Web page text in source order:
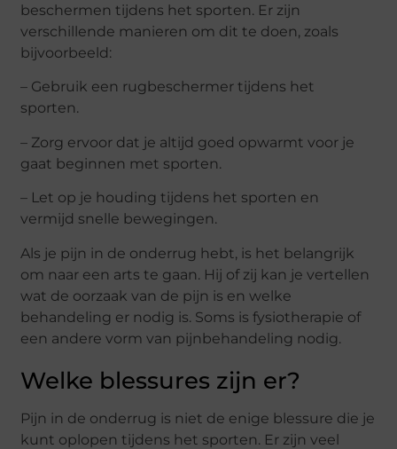
beschermen tijdens het sporten. Er zijn
verschillende manieren om dit te doen, zoals
bijvoorbeeld:
– Gebruik een rugbeschermer tijdens het
sporten.
– Zorg ervoor dat je altijd goed opwarmt voor je
gaat beginnen met sporten.
– Let op je houding tijdens het sporten en
vermijd snelle bewegingen.
Als je pijn in de onderrug hebt, is het belangrijk
om naar een arts te gaan. Hij of zij kan je vertellen
wat de oorzaak van de pijn is en welke
behandeling er nodig is. Soms is fysiotherapie of
een andere vorm van pijnbehandeling nodig.
Welke blessures zijn er?
Pijn in de onderrug is niet de enige blessure die je
kunt oplopen tijdens het sporten. Er zijn veel